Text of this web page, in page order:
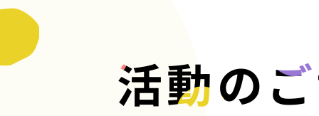
活動のお問い